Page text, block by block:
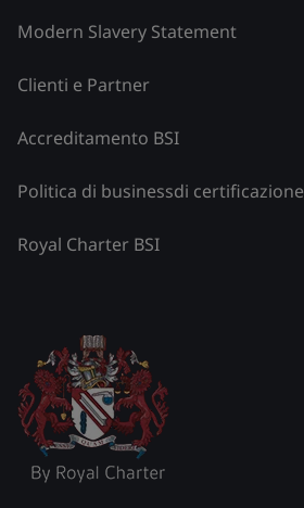
Modern Slavery Statement
Clienti e Partner
Accreditamento BSI
Politica di businessdi certificazione
Royal Charter BSI